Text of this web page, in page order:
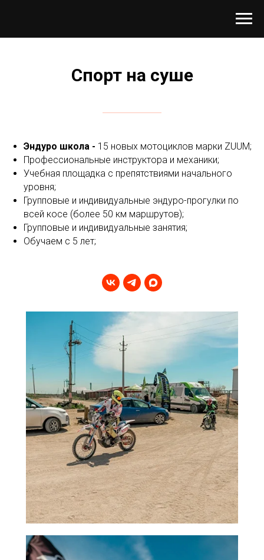
Спорт на суше
Эндуро школа - 15 новых мотоциклов марки ZUUM;
Профессиональные инструктора и механики;
Учебная площадка с препятствиями начального
уровня;
Групповые и индивидуальные эндуро-прогулки по
всей косе (более 50 км маршрутов);
Групповые и индивидуальные занятия;
Обучаем с 5 лет;